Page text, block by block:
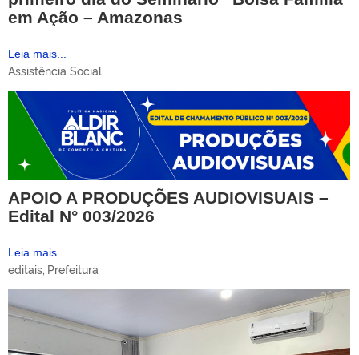
em Ação – Amazonas
Leia mais...
Assistência Social
APOIO A PRODUÇÕES AUDIOVISUAIS –
Edital N° 003/2026
Leia mais...
editais Prefeitura